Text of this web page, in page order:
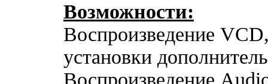
Возможности:
Воспроизведение
установки
Воспроизведение